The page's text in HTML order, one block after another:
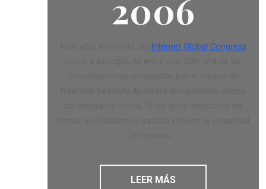
2006
Internet Global Congress
LEER MÁS